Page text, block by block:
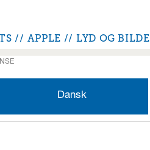
APPLE LYD OG BILDE
Dansk